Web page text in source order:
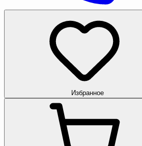
Избранное